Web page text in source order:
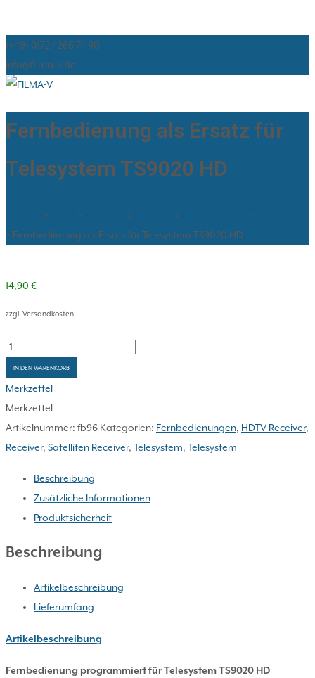
(+49) 0172 / 266 74 90
info@filma-v.de
Fernbedienung als Ersatz für
Telesystem TS9020 HD
> > > > >
> Fernbedienung als Ersatz für Telesystem TS9020 HD
14,90 €
zzgl. Versandkosten
Fernbedienung
als
Ersatz
für
Telesystem
TS9020
Menge
IN DEN WARENKORB
Merkzettel
Merkzettel
Artikelnummer: fb96 Kategorien: Fernbedienungen, HDTV Receiver,
Receiver, Satelliten Receiver, Telesystem, Telesystem
Beschreibung
Zusätzliche Informationen
Produktsicherheit
Beschreibung
Artikelbeschreibung
Lieferumfang
Artikelbeschreibung
Fernbedienung programmiert für Telesystem TS9020 HD